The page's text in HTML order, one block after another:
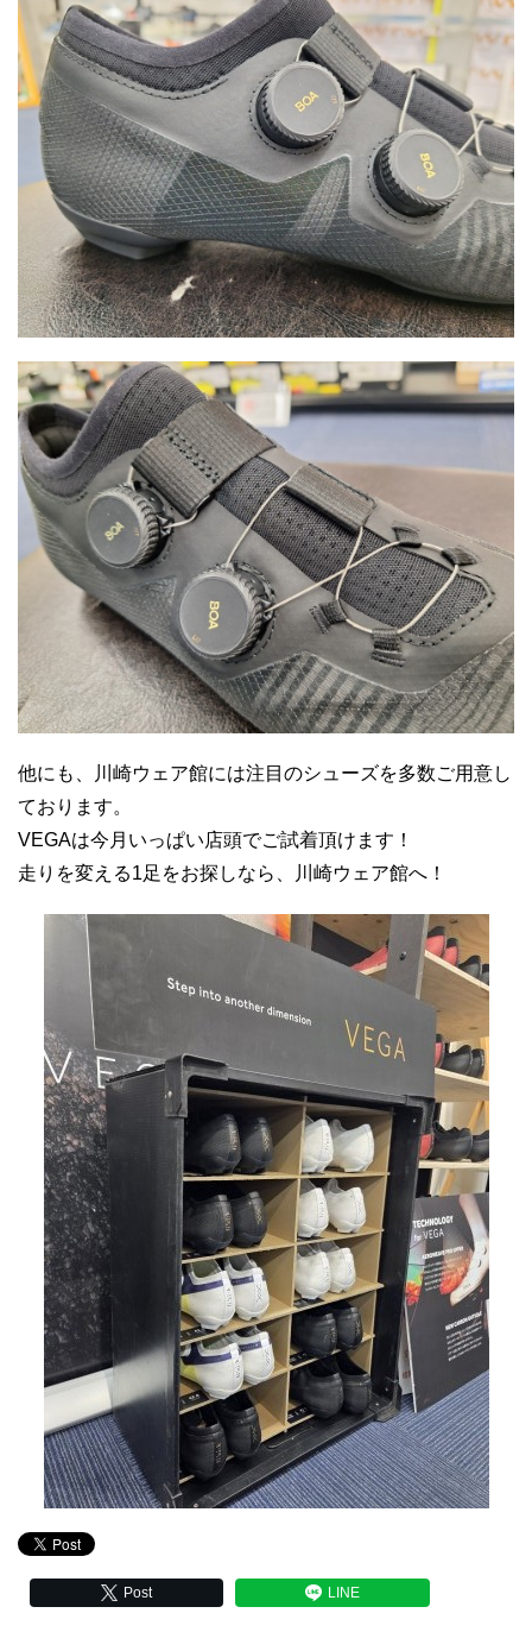
他にも、川崎ウェア館には注目のシューズを多数ご用意し
ております。
VEGAは今月いっぱい店頭でご試着頂けます！
走りを変える1足をお探しなら、川崎ウェア館へ！
Post LINE